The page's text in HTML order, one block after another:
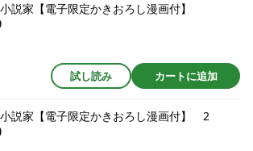
説家【電子限定かきおろし漫画付】
試し読み カートに追加
説家【電子限定かきおろし漫画付】 2